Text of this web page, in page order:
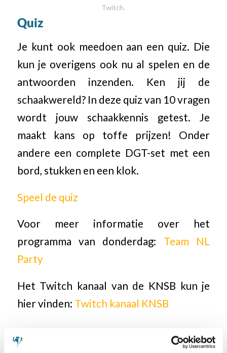
Twitch.
Quiz
Je kunt ook meedoen aan een quiz. Die
kun je overigens ook nu al spelen en de
antwoorden inzenden. Ken jij de
schaakwereld? In deze quiz van 10 vragen
wordt jouw schaakkennis getest. Je
maakt kans op toffe prijzen! Onder
andere een complete DGT-set met een
bord, stukken en een klok.
Speel de quiz
Voor meer informatie over het
programma van donderdag: Team NL
Party
Het Twitch kanaal van de KNSB kun je
hier vinden: Twitch kanaal KNSB